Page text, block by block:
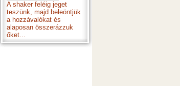
A shaker feléig jeget
teszünk, majd beleöntjük
a hozzávalókat és
alaposan összerázzuk
őket...